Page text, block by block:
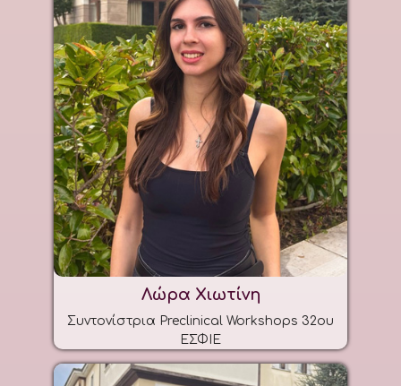
Λώρα Χιωτίνη
Συντονίστρια Preclinical Workshops 32ου
ΕΣΦΙΕ